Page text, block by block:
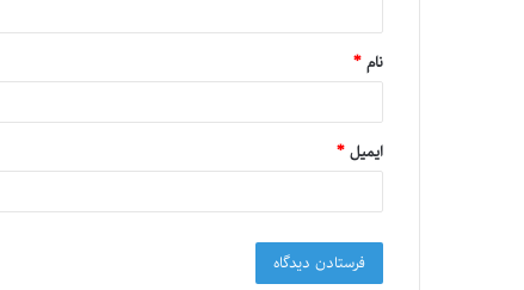
نام*
ایمیل*